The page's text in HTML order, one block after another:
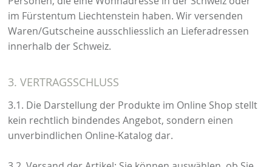
im Fürstentum Liechtenstein haben. Wir versenden
Waren/Gutscheine ausschliesslich an Lieferadressen
innerhalb der Schweiz.
3. VERTRAGSSCHLUSS
3.1. Die Darstellung der Produkte im Online Shop stellt
kein rechtlich bindendes Angebot, sondern einen
unverbindlichen Online-Katalog dar.